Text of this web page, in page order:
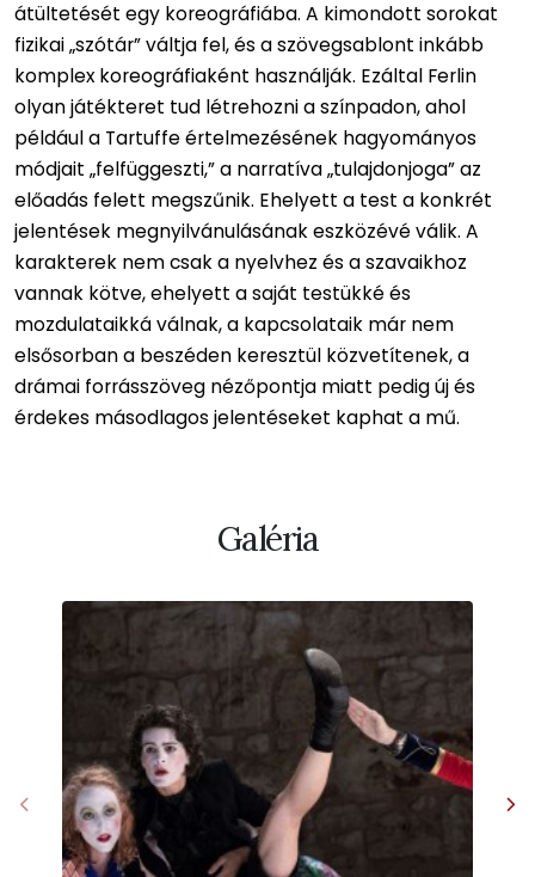
átültetését egy koreográfiába. A kimondott sorokat
fizikai „szótár” váltja fel, és a szövegsablont inkább
komplex koreográfiaként használják. Ezáltal Ferlin
olyan játékteret tud létrehozni a színpadon,ahol
például a Tartuffe értelmezésének hagyományos
módjait „felfüggeszti,” a narratíva „tulajdonjoga” az
előadás felett megszűnik. Ehelyett a test a konkrét
jelentések megnyilvánulásának eszközévé válik. A
karakterek nem csak a nyelvhez és a szavaikhoz
vannak kötve, ehelyett a saját testükké és
mozdulataikká válnak, a kapcsolataik már nem
elsősorban a beszéden keresztül közvetítenek, a
drámai forrásszöveg nézőpontja miatt pedig új és
érdekes másodlagos jelentéseket kaphat a mű.
Galéria